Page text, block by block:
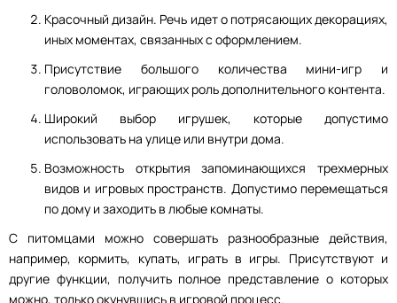
Красочный дизайн. Речь идет о потрясающих декорациях,
иных моментах, связанных с оформлением.
Присутствие большого количества мини-игр и
головоломок, играющих роль дополнительного контента.
Широкий выбор игрушек, которые допустимо
использовать на улице или внутри дома.
Возможность открытия запоминающихся трехмерных
видов и игровых пространств. Допустимо перемещаться
по дому и заходить в любые комнаты.
С питомцами можно совершать разнообразные действия,
например, кормить, купать, играть в игры. Присутствуют и
другие функции, получить полное представление о которых
можно, только окунувшись в игровой процесс.